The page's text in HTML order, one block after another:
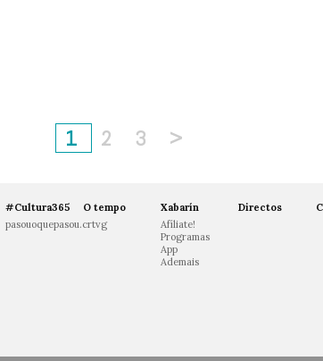
1 2 3 >
#Cultura365
pasouoquepasou.crtvg
O tempo
Xabarín
Afíliate!
Programas
App
Ademais
Directos